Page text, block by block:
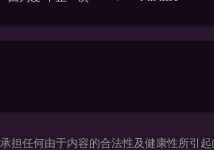
担任何由于内容的合法性及健康性所引起